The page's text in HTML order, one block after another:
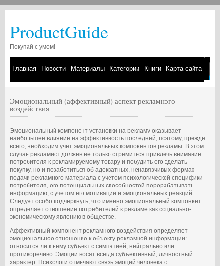
ProductGuide
Покупай с умом!
Главная Новости Материалы Категории Книги Карта сайта
Эмоциональный (аффективный) аспект рекламного
воздействия
Эмоциональный компонент установки на рекламу оказывает
наибольшее влияние на эффективность последней; поэтому, прежде
всего, необходим учет эмоциональных компонентов рекламы. В этом
случае рекламист должен не только стремиться привлечь внимание
потребителя к рекламируемому товару и побудить его сделать
покупку, но и позаботиться об адекватных, ненавязчивых формах
подачи рекламного материала с учетом психологической специфики
потребителя, его потенциальных способностей перерабатывать
информацию, с учетом его мотивации и эмоциональных реакций.
Следует особо подчеркнуть, что именно эмоциональный компонент
определяет отношение потребителей к рекламе как социально-
экономическому явлению в обществе.
Аффективный компонент рекламного воздействия определяет
эмоциональное отношение к объекту рекламной информации:
относится ли к нему субъект с симпатией, нейтрально или
противоречиво. Эмоции носят всегда субъективный, личностный
характер. Психологи отмечают связь эмоций человека с